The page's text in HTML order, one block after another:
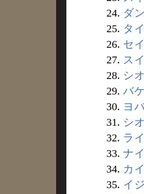
24. ダ
25. タ
26. セ
27. ス
28. シ
29. バ
30. ヨ
31. シ
32. ラ
33. ナ
34. カ
35. イ